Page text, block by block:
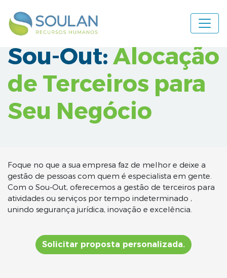
Navegação principal
Sou-Out: Alocação
de Terceiros para
Seu Negócio
Foque no que a sua empresa faz de melhor e deixe a
gestão de pessoas com quem é especialista em gente.
Com o Sou-Out, oferecemos a gestão de terceiros para
atividades ou serviços por tempo indeterminado ,
unindo segurança jurídica, inovação e excelência.
Solicitar proposta personalizada.